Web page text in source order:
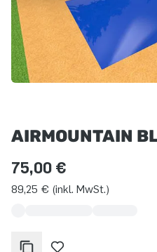
AIRMOUNTAIN
75,00 €
89,25 € (inkl. MwSt.)